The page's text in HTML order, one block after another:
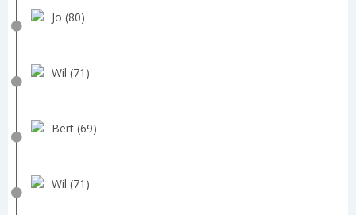
Jo (80)
Wil (71)
Bert (69)
Wil (71)